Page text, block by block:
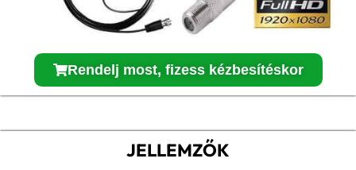
Rendelj most, fizess kézbesítéskor
JELLEMZŐK